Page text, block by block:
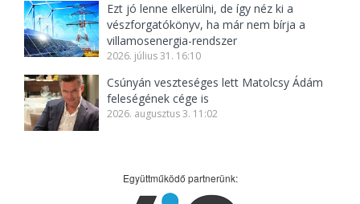
Ezt jó lenne elkerülni, de így néz ki a
vészforgatókönyv, ha már nem bírja a
villamosenergia-rendszer
2026. július 31. 16:10
Csúnyán veszteséges lett Matolcsy Ádám
feleségének cége is
2026. augusztus 3. 11:02
Együttműködő partnerünk: